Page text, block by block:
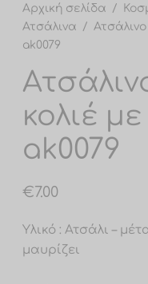
Αρχική σελίδα /
Ατσάλινα /
ak0079
κολιέ
ak0079
€7.00
Υλικό : Ατσάλι –
μαυρίζει